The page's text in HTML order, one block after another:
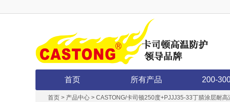
首页 所有产品 200-
首页 > 产品中心 > CASTONG/卡司顿250度+PJJJ35-33丁腈涂层耐高